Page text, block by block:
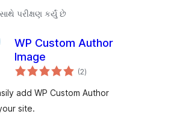
પરીક્ષણ કર્યું છે
WP Custom Author
Image
(2કુલ
રેટિંગ્સ
)
add WP Custom Author
site.